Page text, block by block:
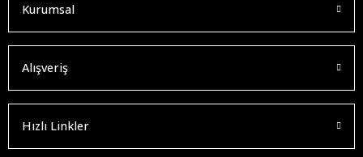
Kurumsal
Alışveriş
Hızlı Linkler